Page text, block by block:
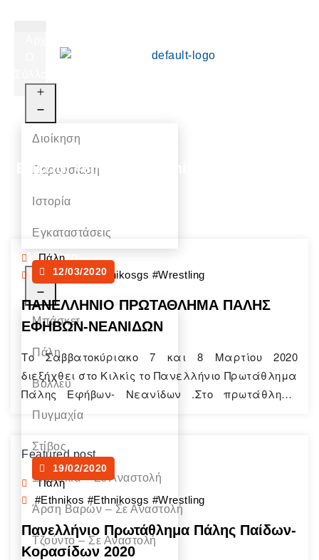
Διοίκηση
Παρουσίαση
Ιστορία
Εγκαταστάσεις
Αθλήματα
Μπάσκετ
Πάλη
Βόλλευ
Πυγμαχία
Στίβος
Ξιφασκία – Σε Αναστολή
Άρση Bαρών – Σε Αναστολή
Τζούντο – Σε Αναστολή
Ετικέτα:#ethnikos #ethnikosgs #wrestling
12/03/2020
Πάλη
#ethnikos #ethnikosgs #wrestling
ΠΑΝΕΛΛΗΝΙΟ ΠΡΩΤΑΘΛΗΜΑ ΠΑΛΗΣ
ΕΦΗΒΩΝ-ΝΕΑΝΙΔΩΝ
Το Σαββατοκύριακο 7 και 8 Μαρτίου 2020
διεξήχθει στο Κιλκίς το Πανελλήνιο Πρωτάθλημα
Πάλης Εφήβων- Νεανίδων .Στο πρωτάθλημα
συμμετείχε κι ο Σύλλογος μας με τους κάτωθι
Σπηλιώτης δημήτριος (67κ) Βασιλακόπουλος
Ανδρέας (72κ) Χρυσάκης Ιωάννης (72κ)
Κουτσούκος Θεόδωρος (77κ) Ζεμπερίδης
Μενέλαος (77κ) Βέκρη Αικατερίνη (55κ)
Βρισκόμαστε στην πολύ ευχάριστη θέση να
ανακοινώσουμε…Continue Reading
Featured post
19/02/2020
Πάλη
#ethnikos #ethnikosgs #wrestling
Πανελλήνιο Πρωτάθλημα Πάλης Παίδων-
Κορασίδων 2020